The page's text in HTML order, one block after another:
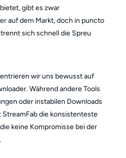
gibt es zwar
auf dem Markt, doch in puncto
sich schnell die Spreu
wir uns bewusst auf
Während andere Tools
oder instabilen Downloads
die konsistenteste
keine Kompromisse bei der